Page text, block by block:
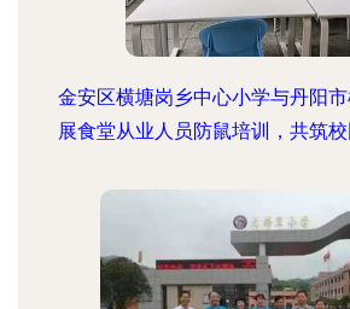
金安区横塘岗乡中心小学与丹阳
展食堂从业人员防鼠培训，共筑